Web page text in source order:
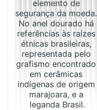
elemento de
segurança da moeda.
No anel dourado há
referências às raízes
étnicas brasileiras,
representada pelo
grafismo encontrado
em cerâmicas
indígenas de origem
marajoara, e a
leganda Brasil.